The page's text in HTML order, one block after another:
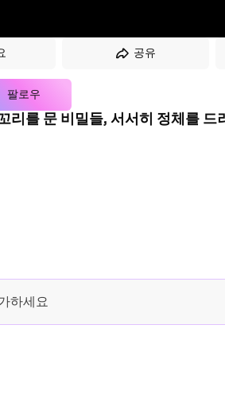
공유
팔로우
리를 문 비밀들, 서서히 정체를 드